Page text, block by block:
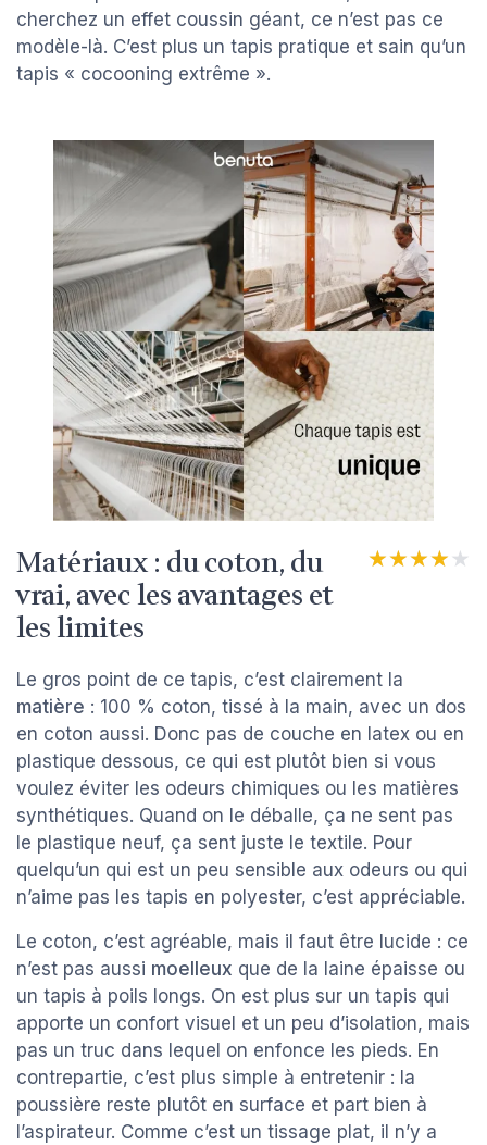
cherchez un effet coussin géant, ce n’est pas ce
modèle-là. C’est plus un tapis pratique et sain qu’un
tapis « cocooning extrême ».
Matériaux : du coton, du
vrai, avec les avantages et
les limites
★★★★★
★★★★★
Le gros point de ce tapis, c’est clairement la
matière : 100 % coton, tissé à la main, avec un dos
en coton aussi. Donc pas de couche en latex ou en
plastique dessous, ce qui est plutôt bien si vous
voulez éviter les odeurs chimiques ou les matières
synthétiques. Quand on le déballe, ça ne sent pas
le plastique neuf, ça sent juste le textile. Pour
quelqu’un qui est un peu sensible aux odeurs ou qui
n’aime pas les tapis en polyester, c’est appréciable.
Le coton, c’est agréable, mais il faut être lucide : ce
n’est pas aussi moelleux que de la laine épaisse ou
un tapis à poils longs. On est plus sur un tapis qui
apporte un confort visuel et un peu d’isolation, mais
pas un truc dans lequel on enfonce les pieds. En
contrepartie, c’est plus simple à entretenir : la
poussière reste plutôt en surface et part bien à
l’aspirateur. Comme c’est un tissage plat, il n’y a